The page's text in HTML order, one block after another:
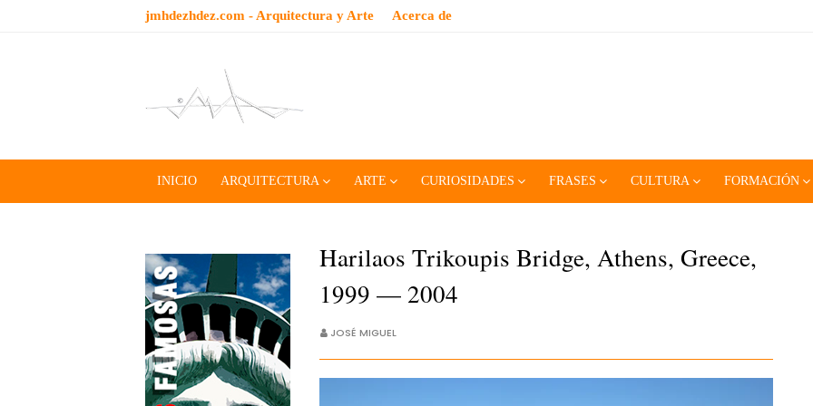
jmhdezhdez.com - Arquitectura y Arte Acerca de
INICIO ARQUITECTURA ARTE CURIOSIDADES FRASES CULTURA FORMACIÓN
Harilaos Trikoupis Bridge, Athens, Greece,
1999 — 2004
JOSÉ MIGUEL